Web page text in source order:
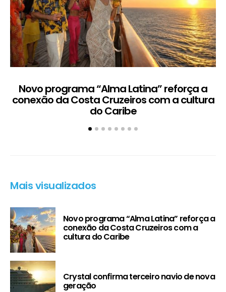
Novo programa “Alma Latina” reforça a
conexão da Costa Cruzeiros com a cultura
do Caribe
Mais visualizados
Novo programa “Alma Latina” reforça a
conexão da Costa Cruzeiros com a
cultura do Caribe
Crystal confirma terceiro navio de nova
geração